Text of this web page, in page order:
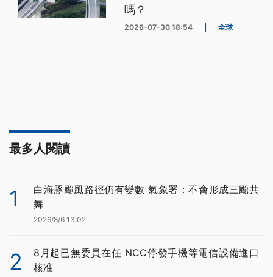
嗎？
2026-07-30 18:54 全球
最多人閱讀
1
白海豚颱風路徑仍有變數 氣象署：不會形成三颱共
舞
2026/8/6 13:02
2
8月起已無委員在任 NCC停發手機等電信設備進口
核准